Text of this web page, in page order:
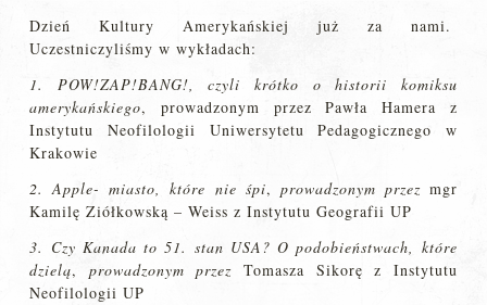
Dzień Kultury Amerykańskiej już za nami.
Uczestniczyliśmy w wykładach:
1. POW!ZAP!BANG!, czyli krótko o historii komiksu
amerykańskiego, prowadzonym przez Pawła Hamera z
Instytutu Neofilologii Uniwersytetu Pedagogicznego w
Krakowie
2. Apple- miasto, które nie śpi, prowadzonym przez mgr
Kamilę Ziółkowską – Weiss z Instytutu Geografii UP
3. Czy Kanada to 51. stan USA? O podobieństwach, które
dzielą, prowadzonym przezTomasza Sikorę z Instytutu
Neofilologii UP